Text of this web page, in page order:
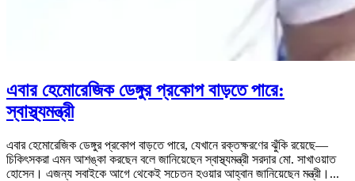
এবার হেমোরেজিক ডেঙ্গুর প্রকোপ বাড়তে পারে:
স্বাস্থ্যমন্ত্রী
এবার হেমোরেজিক ডেঙ্গুর প্রকোপ বাড়তে পারে, যেখানে রক্তক্ষরণের ঝুঁকি রয়েছে—
চিকিৎসকরা এমন আশঙ্কা করছেন বলে জানিয়েছেন স্বাস্থ্যমন্ত্রী সরদার মো. সাখাওয়াত
হোসেন। এজন্য সবাইকে আগে থেকেই সচেতন হওয়ার আহ্বান জানিয়েছেন মন্ত্রী।...